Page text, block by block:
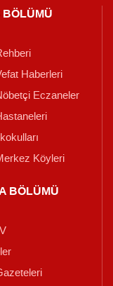
Haberleri
Eczaneler
Köyleri
BÖLÜMÜ